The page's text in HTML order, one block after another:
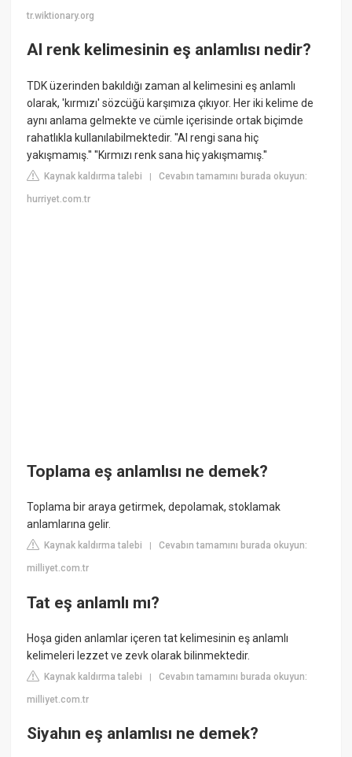
tr.wiktionary.org
Al renk kelimesinin eş anlamlısı nedir?
TDK üzerinden bakıldığı zaman al kelimesini eş anlamlı
olarak, 'kırmızı' sözcüğü karşımıza çıkıyor. Her iki kelime de
aynı anlama gelmekte ve cümle içerisinde ortak biçimde
rahatlıkla kullanılabilmektedir. ''Al rengi sana hiç
yakışmamış.'' ''Kırmızı renk sana hiç yakışmamış.''
Kaynak kaldırma talebi |Cevabın tamamını burada okuyun:
hurriyet.com.tr
Toplama eş anlamlısı ne demek?
Toplama bir araya getirmek, depolamak, stoklamak
anlamlarına gelir.
Kaynak kaldırma talebi |Cevabın tamamını burada okuyun:
milliyet.com.tr
Tat eş anlamlı mı?
Hoşa giden anlamlar içeren tat kelimesinin eş anlamlı
kelimeleri lezzet ve zevk olarak bilinmektedir.
Kaynak kaldırma talebi |Cevabın tamamını burada okuyun:
milliyet.com.tr
Siyahın eş anlamlısı ne demek?